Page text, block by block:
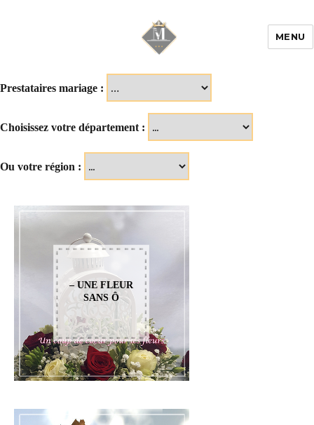
MENU
Prestataires mariage :
Choisissez votre département :
Ou votre région :
– UNE FLEUR
SANS Ô